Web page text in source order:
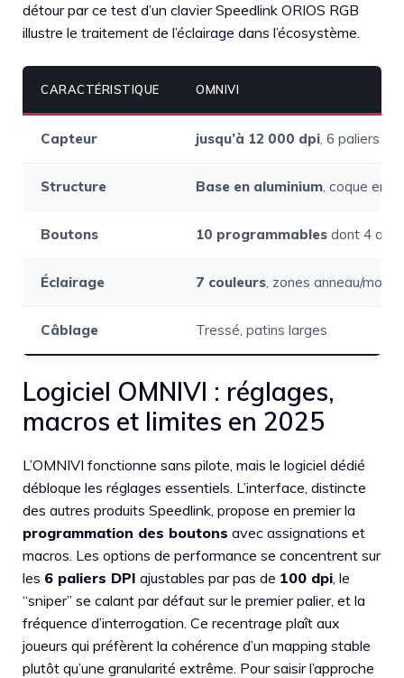
détour par ce test d’un clavier Speedlink ORIOS RGB
illustre le traitement de l’éclairage dans l’écosystème.
CARACTÉRISTIQUE OMNIVI
Capteur jusqu’à 12 000 dpi, 6 paliers
Structure Base en aluminium, coque
Boutons 10 programmables dont 4 au
Éclairage 7 couleurs, zones anneau/
Câblage Tressé, patins larges
Logiciel OMNIVI : réglages,
macros et limites en 2025
L’OMNIVI fonctionne sans pilote, mais le logiciel dédié
débloque les réglages essentiels. L’interface, distincte
des autres produits Speedlink, propose en premier la
programmation des boutons avec assignations et
macros. Les options de performance se concentrent sur
les 6 paliers DPI ajustables par pas de 100 dpi , le
“sniper” se calant par défaut sur le premier palier, et la
fréquence d’interrogation. Ce recentrage plaît aux
joueurs qui préfèrent la cohérence d’un mapping stable
plutôt qu’une granularité extrême. Pour saisir l’approche